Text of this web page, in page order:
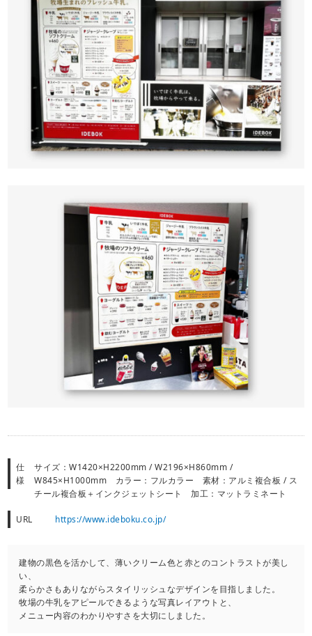
仕
様
サイズ：W1420×H2200mm / W2196×H860mm /
W845×H1000mm カラー：フルカラー 素材：アルミ複合板 / ス
チール複合板＋インクジェットシート 加工：マットラミネート
URL https://www.ideboku.co.jp/
建物の黒色を活かして、薄いクリーム色と赤とのコントラストが美し
い、
柔らかさもありながらスタイリッシュなデザインを目指しました。
牧場の牛乳をアピールできるような写真レイアウトと、
メニュー内容のわかりやすさを大切にしました。